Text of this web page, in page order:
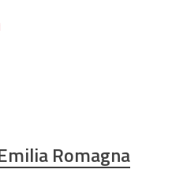
Romagna